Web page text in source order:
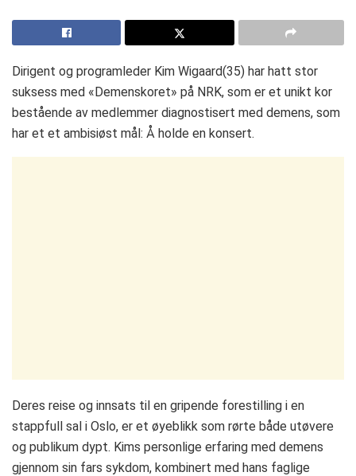
Dirigent og programleder Kim Wigaard(35) har hatt stor
suksess med «Demenskoret» på NRK, som er et unikt kor
bestående av medlemmer diagnostisert med demens, som
har et et ambisiøst mål: Å holde en konsert.
Deres reise og innsats til en gripende forestilling i en
stappfull sal i Oslo, er et øyeblikk som rørte både utøvere
og publikum dypt. Kims personlige erfaring med demens
gjennom sin fars sykdom, kombinert med hans faglige